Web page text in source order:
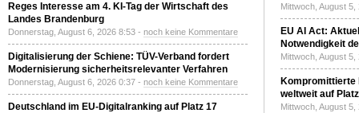
Reges Interesse am 4. KI-Tag der Wirtschaft des
Landes Brandenburg
Donnerstag, August 6, 2026 8:53 - noch keine Kommentare
Digitalisierung der Schiene: TÜV-Verband fordert
Modernisierung sicherheitsrelevanter Verfahren
Donnerstag, August 6, 2026 0:37 - noch keine Kommentare
Deutschland im EU-Digitalranking auf Platz 17
Mittwoch, August
EU AI Act:
Notwendigkeit
Mittwoch, August
Kompromittierte
weltweit auf
Mittwoch, August